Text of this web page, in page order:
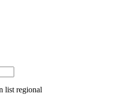
list regional